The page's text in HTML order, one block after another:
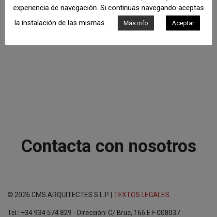
Contacta con nosotros
© 2026 CMS ARQUITECTES S.L.P. | TEXTOS LEGALES
Tel.: +34 934 574 829 - Dirección: C/ Bruc, 166 E.F 008037
experiencia de navegación. Si continuas navegando aceptas
la instalación de las mismas.
Más info Aceptar